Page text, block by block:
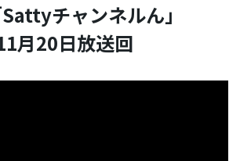
Sattyチャンネルん」
月20日放送回